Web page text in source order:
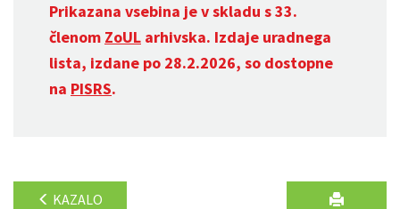
Prikazana vsebina je v skladu s 33.
členom ZoUL arhivska. Izdaje uradnega
lista, izdane po 28.2.2026, so dostopne
na PISRS.
KAZALO